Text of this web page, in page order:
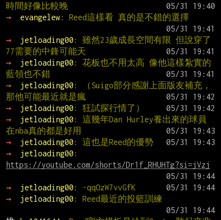
時間好像比較晚
→
evangelew: Reed這樣看 真的是不錯的選擇
→
jetloading00 : 雖然23歲成長空間有限 但說穿了
77需要的中鋒可能天
→
jetloading00 : 花板也不用太高 像他這樣紮實的
藍領也不錯
→
jetloading00 : （Suigo部分感謝上面版友補充，
那他可能最近就是瘋
→
jetloading00 : 狂試探行情了）
→
jetloading00 : 這幾年Dan Hurley養出來的球員
在nba真的都是好用
→
jetloading00 : 這也是Reed的優勢
→
jetloading00
https://youtube.com/shorts/Dr1f_RHUHTg?si=jVzj
→
jetloading00 : -qqOzW7vvGfK
→
jetloading00 : Reed最近的投籃訓練